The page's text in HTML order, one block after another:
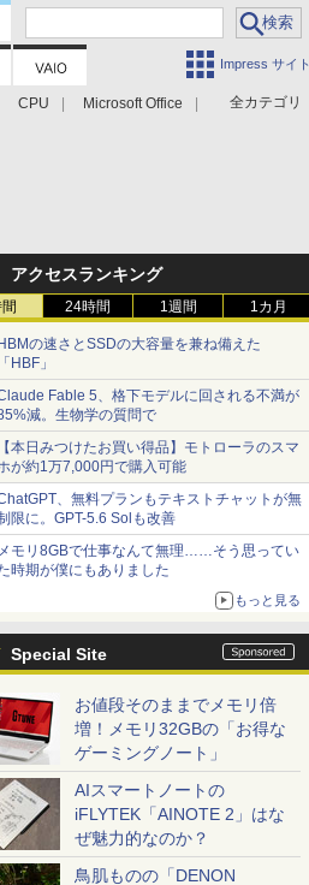
Impress サイト
全カテゴリ
CPU Microsoft Office
アクセスランキング
24時間 1週間 1カ月
の速さとSSDの大容量を兼ね備えた
HBF」
Fable 5、格下モデルに回される不満が
減。生物学の質問で
本日みつけたお買い得品】モトローラのスマ
が約1万7,000円で購入可能
、無料プランもテキストチャットが無
限に。GPT-5.6 Solも改善
モリ8GBで仕事なんて無理……そう思ってい
時期が僕にもありました
もっと見る
Special Site
お値段そのままでメモリ倍
増！メモリ32GBの「お得な
ゲーミングノート」
AIスマートノートの
iFLYTEK「AINOTE 2」はな
ぜ魅力的なのか？
鳥肌ものの「DENON